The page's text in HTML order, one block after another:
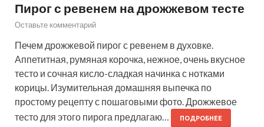
Пирог с ревенем на дрожжевом тесте
Оставьте комментарий
Печем дрожжевой пирог с ревенем в духовке.
Аппетитная, румяная корочка, нежное, очень вкусное
тесто и сочная кисло-сладкая начинка с нотками
корицы. Изумительная домашняя выпечка по
простому рецепту с пошаговыми фото. Дрожжевое
тесто для этого пирога предлагаю…
ПОДРОБНЕЕ